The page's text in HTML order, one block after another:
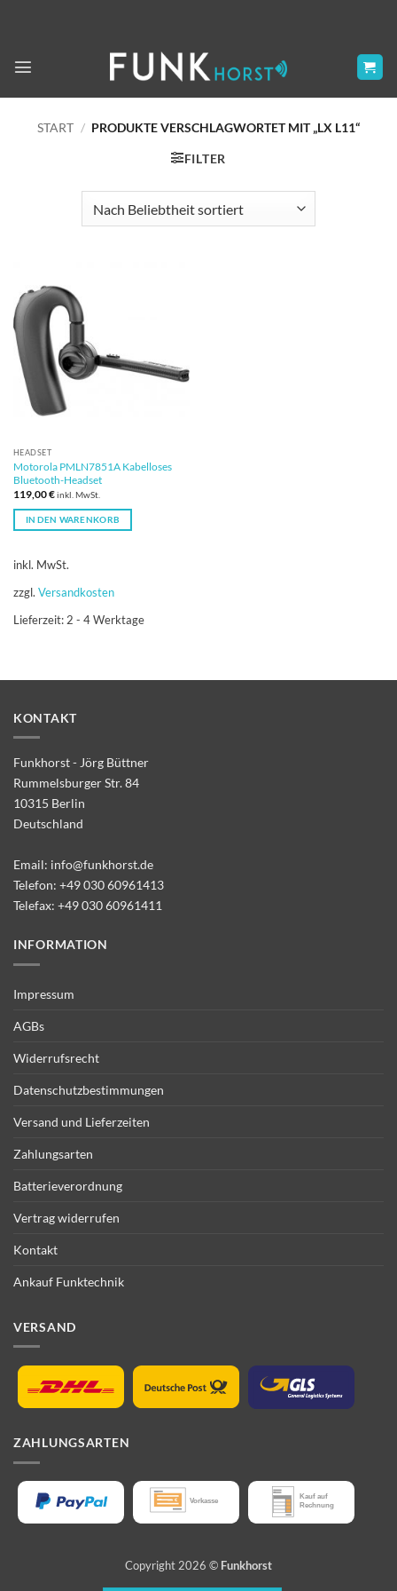
START / PRODUKTE VERSCHLAGWORTET MIT „LX L11“
FILTER
HEADSET
Motorola PMLN7851A Kabelloses
Bluetooth-Headset
119,00€inkl. MwSt.
IN DEN WARENKORB
inkl. MwSt.
zzgl. Versandkosten
Lieferzeit:2 - 4 Werktage
KONTAKT
Funkhorst - Jörg Büttner
Rummelsburger Str. 84
10315 Berlin
Deutschland
Email: info@funkhorst.de
Telefon: +49 030 60961413
Telefax: +49 030 60961411
INFORMATION
Impressum
AGBs
Widerrufsrecht
Datenschutzbestimmungen
Versand und Lieferzeiten
Zahlungsarten
Batterieverordnung
Vertrag widerrufen
Kontakt
Ankauf Funktechnik
VERSAND
ZAHLUNGSARTEN
Copyright 2026 © Funkhorst